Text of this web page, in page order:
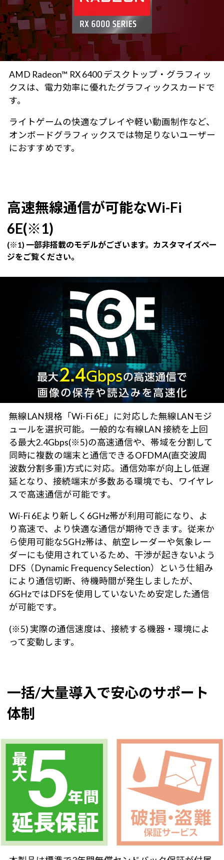
AMD Radeon™ RX 6400 デスクトップ・グラフィッ
クスは、電力効率に優れたグラフィックスカードで
す。
ライトゲームの快適なプレイや軽い動画制作など、
オンボードグラフィックスでは物足りないユーザー
におすすめです。
高速無線通信が可能なWi-Fi
6E(※1)
(※1) 一部非搭載のモデルがございます。カスタマイズペー
ジをご覧ください。
無線LAN規格「Wi-Fi 6E」に対応した無線LANモジ
ュールを選択可能。一般的な有線LAN 接続を上回
る最大2.4Gbps(※5)の高速通信や、帯域を分割して
同時に複数の端末と通信できるOFDMA(直交波周
波数分割多重)方式に対応。通信効率が向上し低遅
延となり、接続端末が多数ある環境でも、ワイヤレ
スで高速通信が可能です。
Wi-Fi 6Eより新しく6GHz帯が利用可能になり、よ
り高速で、より快適な通信が期待できます。従来か
ら使用可能な5GHz帯は、航空レーダーや気象レー
ダーにも使用されているため、干渉が起きないよう
DFS（Dynamic Frequency Selection）という仕組み
により通信切断、待機時間が発生しましたが、
6GHzではDFSを使用していないため安定した通信
が可能です。
(※5) 実際の通信速度は、接続する機器・環境によ
って変動します。
一括/大量導入で安心のサポート
体制